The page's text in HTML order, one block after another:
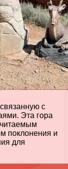
с
Эта гора
поклонения и
для